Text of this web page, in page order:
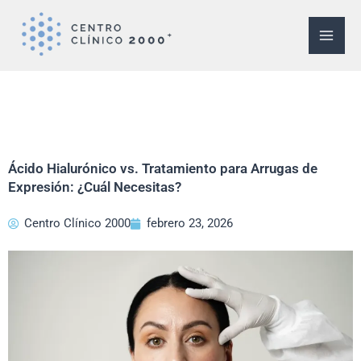
Ácido Hialurónico vs. Tratamiento para Arrugas de
Expresión: ¿Cuál Necesitas?
Centro Clínico 2000 febrero 23, 2026